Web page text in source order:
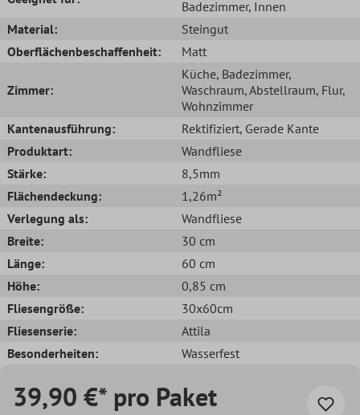
Badezimmer, Innen
Material:
Steingut
Oberflächenbeschaffenheit:
Matt
Zimmer:
Küche, Badezimmer,
Waschraum, Abstellraum, Flur,
Wohnzimmer
Kantenausführung:
Rektifiziert, Gerade Kante
Produktart:
Wandfliese
Stärke:
8,5mm
Flächendeckung:
1,26m²
Verlegung als:
Wandfliese
Breite:
30 cm
Länge:
60 cm
Höhe:
0,85 cm
Fliesengröße:
30x60cm
Fliesenserie:
Attila
Besonderheiten:
Wasserfest
39,90 €* pro Paket